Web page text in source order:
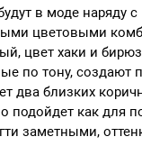
в моде
цветовыми
цвет хаки и
по тону,
два близких
подойдет как для
заметными,